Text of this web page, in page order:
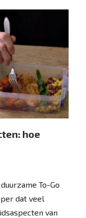
hoe
To-Go
dat veel
van